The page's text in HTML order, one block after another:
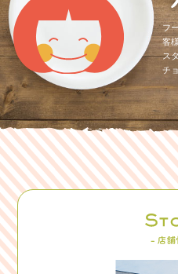
フ
客
ス
チ